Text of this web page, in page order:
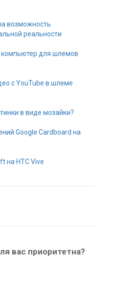
возможность
реальности
компьютер для шлемов
с YouTube в шлеме
в виде мозайки?
Google Cardboard на
на HTC Vive
вас приоритетна?